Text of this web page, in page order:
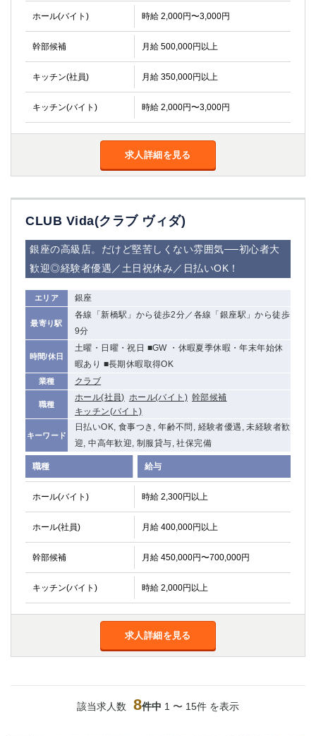
ホール(バイト) 時給 2,000円〜3,000円
幹部候補 月給 500,000円以上
キッチン(社員) 月給 350,000円以上
キッチン(バイト) 時給 2,000円〜3,000円
求人詳細を見る
CLUB Vida(クラブ ヴィダ)
銀座の高級店。だけど堅苦しくない雰囲気──初心者大
歓迎◎経験者優遇／土日祝休み／日払いOK！
エリア 銀座
最寄り駅
各線「新橋駅」から徒歩2分／各線「銀座駅」から徒歩
9分
時間/休日
土曜・日曜・祝日 ■GW ・休暇夏季休暇・年末年始休
暇あり ■長期休暇取得OK
業種 クラブ
職種
ホール(社員) ホール(バイト) 幹部候補
キッチン(バイト)
キーワード
日払いOK, 食事つき, 年齢不問, 経験者優遇, 未経験者歓
迎, 中高年歓迎, 制服貸与, 社保完備
職種 給与
ホール(バイト) 時給 2,300円以上
ホール(社員) 月給 400,000円以上
幹部候補 月給 450,000円〜700,000円
キッチン(バイト) 時給 2,000円以上
求人詳細を見る
該当求人数 8件中 1 〜 15件 を表示